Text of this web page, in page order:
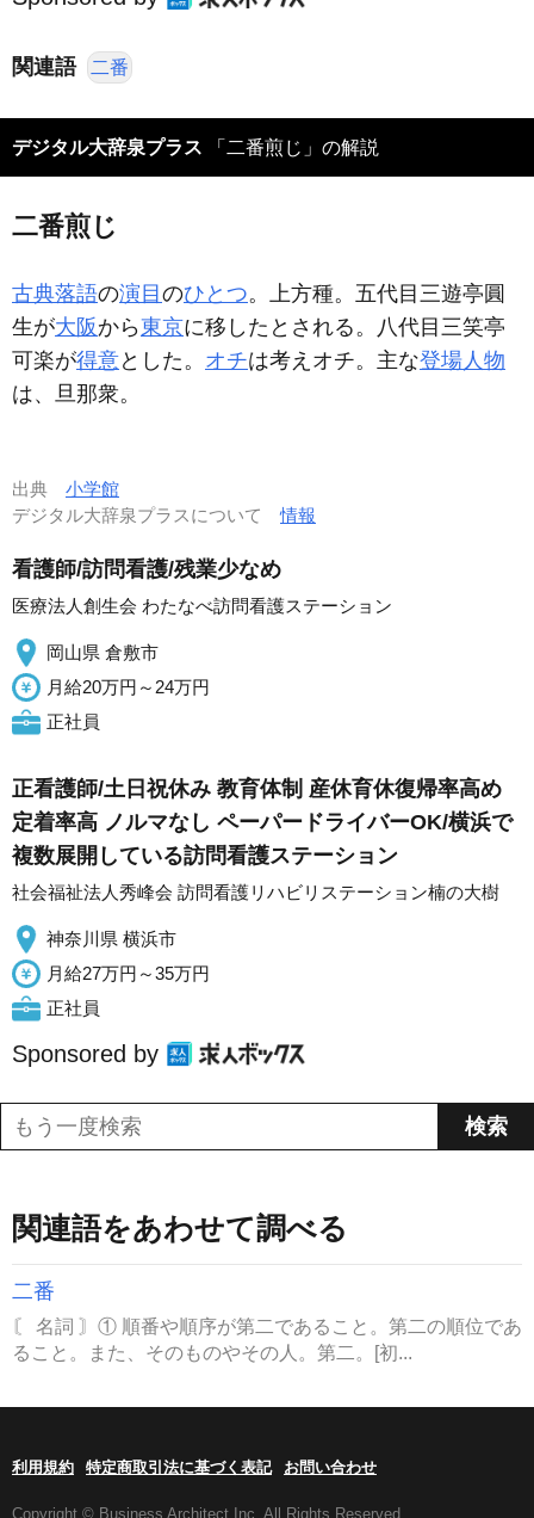
関連語 二番
デジタル大辞泉プラス 「二番煎じ」の解説
二番煎じ
古典落語の演目のひとつ。上方種。五代目三遊亭圓
生が大阪から東京に移したとされる。八代目三笑亭
可楽が得意とした。 オチは考えオチ。主な登場人物
は、旦那衆。
出典 小学館
デジタル大辞泉プラスについて情報
看護師/訪問看護/残業少なめ
医療法人創生会 わたなべ訪問看護ステーション
岡山県 倉敷市
月給20万円～24万円
正社員
正看護師/土日祝休み 教育体制 産休育休復帰率高め
定着率高 ノルマなし ペーパードライバーOK/横浜で
複数展開している訪問看護ステーション
社会福祉法人秀峰会 訪問看護リハビリステーション楠の大樹
神奈川県 横浜市
月給27万円～35万円
正社員
Sponsored by
関連語をあわせて調べる
二番
〘 名詞 〙① 順番や順序が第二であること。第二の順位であ
ること。また、そのものやその人。第二。[初...
利用規約 特定商取引法に基づく表記 お問い合わせ
Copyright © Business Architect Inc. All Rights Reserved.